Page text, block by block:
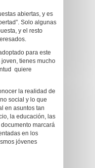
abiertas, y es
Solo algunas
y el resto
para este
tienes mucho
quiere
la realidad de
social y lo que
en asuntos tan
la educación, las
marcará
en los
jóvenes